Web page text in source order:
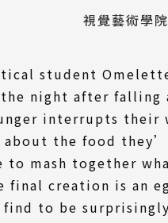
視覺藝術學院
student
night after falling
interrupts their
about the food
to mash together
final creation is an
to be